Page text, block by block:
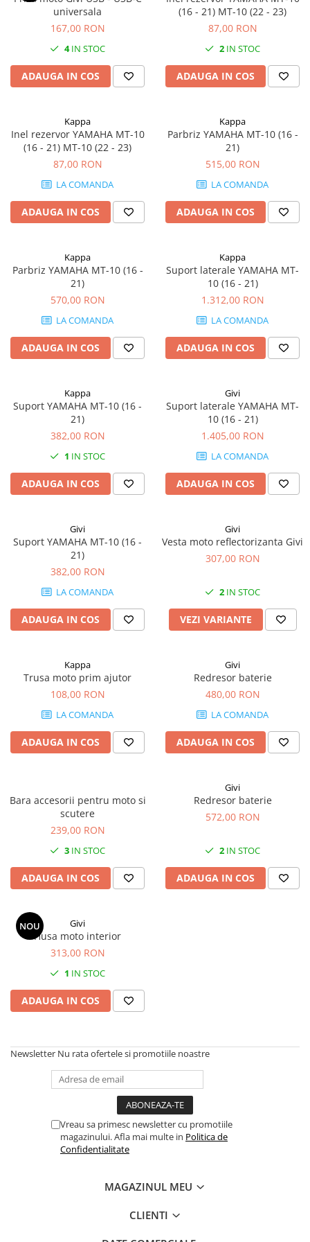
universala
167,00 RON
4IN STOC
ADAUGA IN COS
(16 - 21) MT-10 (22 - 23)
87,00 RON
2 IN STOC
ADAUGA IN COS
Kappa
Inel rezervor YAMAHA MT-10
(16 - 21) MT-10 (22 - 23)
87,00 RON
LA COMANDA
ADAUGA IN COS
Kappa
Parbriz YAMAHA MT-10 (16 -
21)
515,00 RON
LA COMANDA
ADAUGA IN COS
Kappa
Parbriz YAMAHA MT-10 (16 -
21)
570,00 RON
LA COMANDA
ADAUGA IN COS
Kappa
Suport laterale YAMAHA MT-
10 (16 - 21)
1.312,00 RON
LA COMANDA
ADAUGA IN COS
Kappa
Suport YAMAHA MT-10 (16 -
21)
382,00 RON
1 IN STOC
ADAUGA IN COS
Givi
Suport laterale YAMAHA MT-
10 (16 - 21)
1.405,00 RON
LA COMANDA
ADAUGA IN COS
Givi
Suport YAMAHA MT-10 (16 -
21)
382,00 RON
LA COMANDA
ADAUGA IN COS
Givi
Vesta moto reflectorizanta Givi
307,00 RON
2 IN STOC
VEZI VARIANTE
Kappa
Trusa moto prim ajutor
108,00 RON
LA COMANDA
ADAUGA IN COS
Givi
Redresor baterie
480,00 RON
LA COMANDA
ADAUGA IN COS
Bara accesorii pentru moto si
scutere
239,00 RON
3 IN STOC
ADAUGA IN COS
Givi
Redresor baterie
572,00 RON
2 IN STOC
ADAUGA IN COS
NOU Givi
Husa moto interior
313,00 RON
1 IN STOC
ADAUGA IN COS
Newsletter Nu rata ofertele si promotiile noastre
Vreau sa primesc newsletter cu promotiile
magazinului. Afla mai multe in Politica de
Confidentialitate
MAGAZINUL MEU
CLIENTI